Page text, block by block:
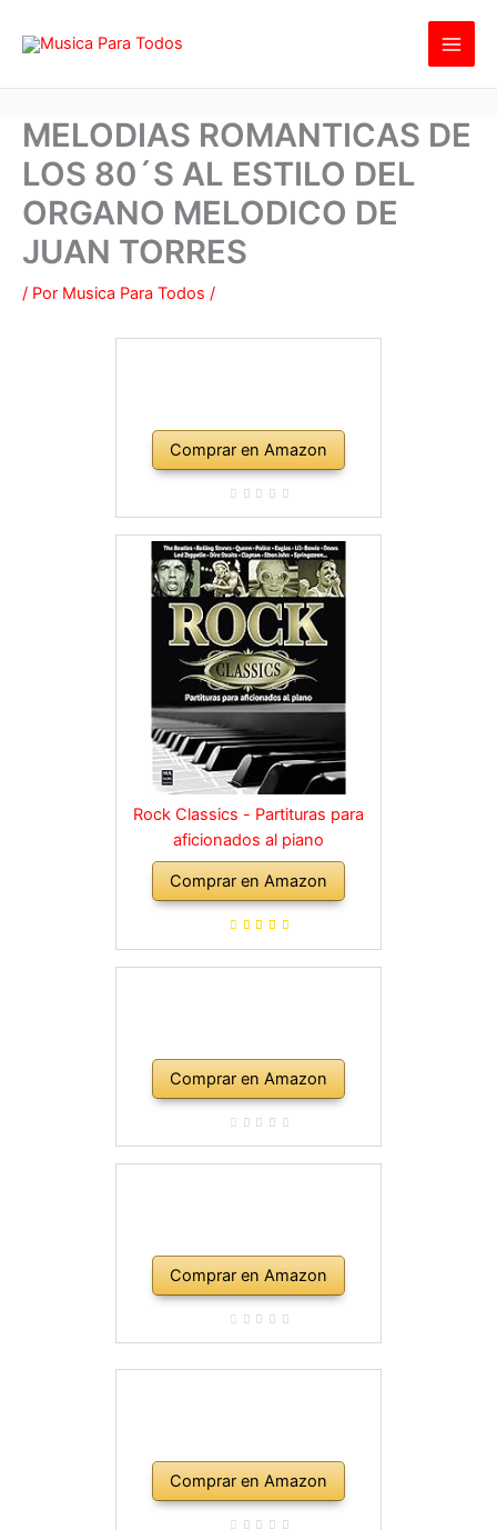
MELODIAS ROMANTICAS DE
LOS 80´S AL ESTILO DEL
ORGANO MELODICO DE
JUAN TORRES
/ Por Musica Para Todos /
Comprar en Amazon
Rock Classics - Partituras para
aficionados al piano
Comprar en Amazon
Comprar en Amazon
Comprar en Amazon
Comprar en Amazon